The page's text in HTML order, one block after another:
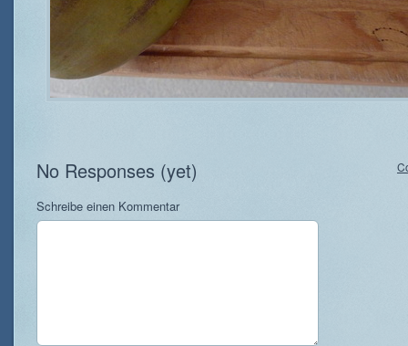
No Responses (yet)
Schreibe einen Kommentar